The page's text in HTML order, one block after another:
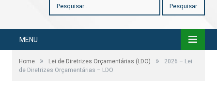
MENU
Home » Lei de Diretrizes Orçamentárias (LDO) »
2026 – Lei
de Diretrizes Orçamentárias – LDO